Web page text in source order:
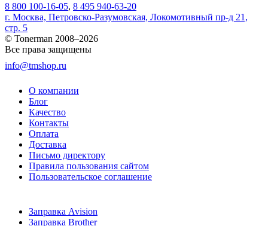
8 800 100-16-05, 8 495 940-63-20
г. Москва, Петровско-Разумовская, Локомотивный пр-д 21,
стр. 5
© Tonerman 2008–2026
Все права защищены
info@tmshop.ru
О компании
Блог
Качество
Контакты
Оплата
Доставка
Письмо директору
Правила пользования сайтом
Пользовательское соглашение
Заправка Avision
Заправка Brother